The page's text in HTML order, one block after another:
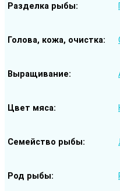
Разделка рыбы
Голова, кожа, очистка
Выращивание
Цвет мяса
Семейство рыбы
Род рыбы